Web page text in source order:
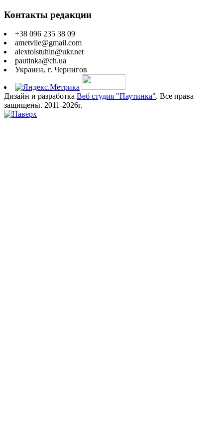
Контакты редакции
+38 096 235 38 09
ametvile@gmail.com
alextolstuhin@ukr.net
pautinka@ch.ua
Украина, г. Чернигов
Дизайн и разработка Веб студия "Паутинка". Все права
защищены. 2011-2026г.